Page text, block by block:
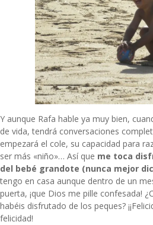
Y aunque Rafa hable ya muy bien,
de vida, tendrá conversaciones
empezará el cole, su capacidad para
ser más «niño»… Así que me toca
del bebé grandote (nunca mejor
tengo en casa aunque dentro de un
puerta, ¡que Dios me pille confesada!
habéis disfrutado de los peques?
felicidad!